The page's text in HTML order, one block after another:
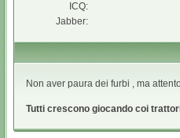
ICQ:
Jabber:
Non aver paura dei furbi , ma
Tutti crescono giocando coi